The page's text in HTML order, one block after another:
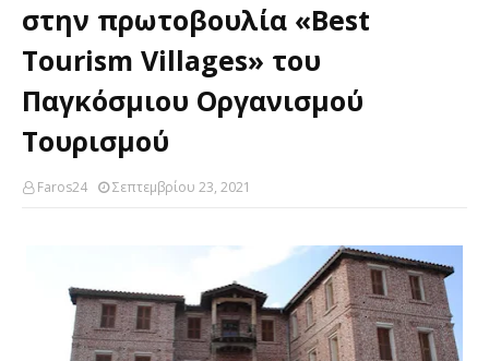
στην πρωτοβουλία «Best
Tourism Villages» του
Παγκόσμιου Οργανισμού
Τουρισμού
Faros24 Σεπτεμβρίου 23, 2021